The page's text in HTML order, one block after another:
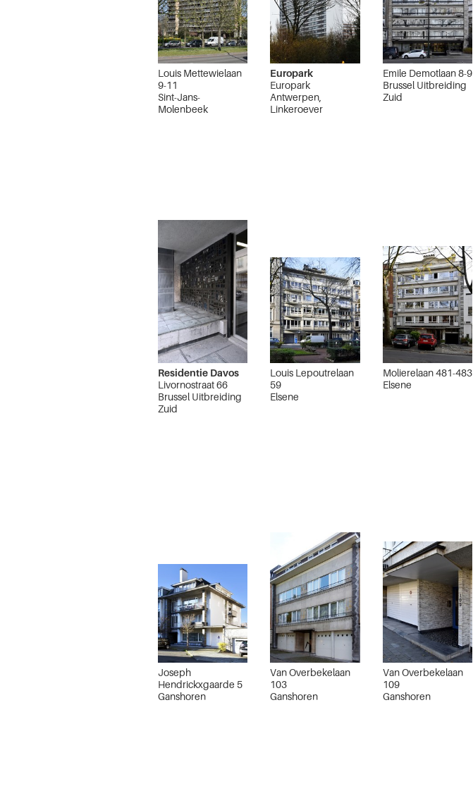
Louis Mettewielaan
9-11
Sint-Jans-
Molenbeek
Europark
Europark
Antwerpen,
Linkeroever
Emile Demotlaan 8-9
Brussel Uitbreiding
Zuid
Residentie Davos
Livornostraat 66
Brussel Uitbreiding
Zuid
Louis Lepoutrelaan
59
Elsene
Molierelaan 481-483
Elsene
Joseph
Hendrickxgaarde 5
Ganshoren
Van Overbekelaan
103
Ganshoren
Van Overbekelaan
109
Ganshoren